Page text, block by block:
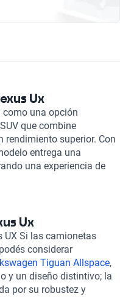
Ux
como una opción
que combine
rendimiento superior. Con
entrega una
una experiencia de
urbana y los
camioneta Lexus UX no
pasajeros y
un ambiente cómodo y
de integración
Auto, facilitando la
también es una
Ux
UX Si las camionetas
considerar
Tiguan Allspace,
y un diseño distintivo; la
por su robustez y